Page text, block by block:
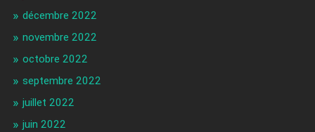
décembre 2022
novembre 2022
octobre 2022
septembre 2022
juillet 2022
juin 2022